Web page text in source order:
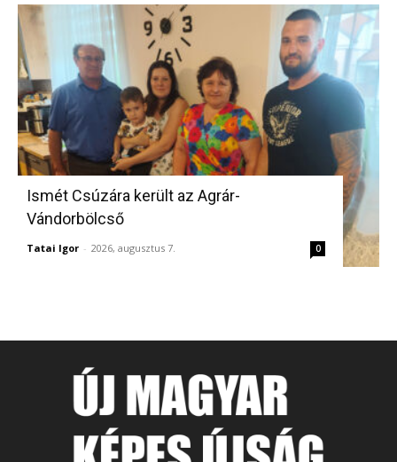
Ismét Csúzára került az Agrár-
Vándorbölcső
Tatai Igor - 2026, augusztus 7. 0